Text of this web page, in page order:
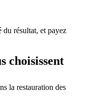
du résultat, et payez
choisissent
la restauration des